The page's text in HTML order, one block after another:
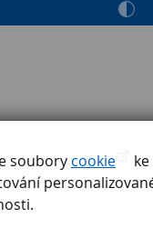
soubory cookie